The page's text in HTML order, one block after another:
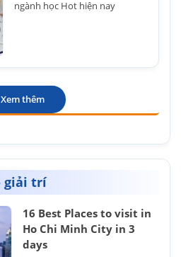
ngành học Hot hiện nay
Xem thêm
giải trí
16 Best Places to visit in
Ho Chi Minh City in 3
days